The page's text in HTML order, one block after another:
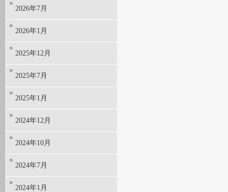
2026年7月
2026年1月
2025年12月
2025年7月
2025年1月
2024年12月
2024年10月
2024年7月
2024年1月